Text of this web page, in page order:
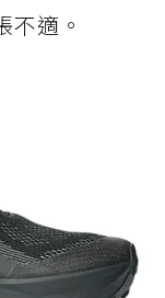
不適。